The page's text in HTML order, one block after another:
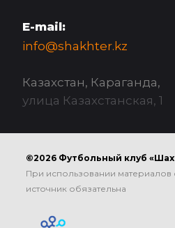
E-mail:
info@shakhter.kz
Казахстан, Караганда,
улица Казахстанская, 1
©2026 Футбольный клуб
При использовании материалов
источник обязательна